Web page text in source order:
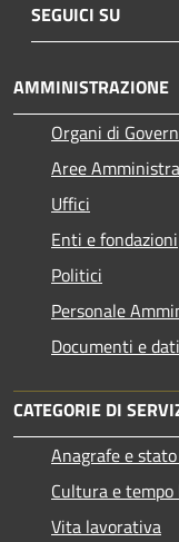
SEGUICI SU
AMMINISTRAZIONE
Organi di
Aree
Uffici
Enti e fondazioni
Politici
Personale
Documenti e dati
CATEGORIE DI
Anagrafe e
Cultura e
Vita lavorativa